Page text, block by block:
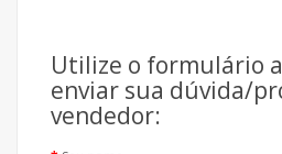
Utilize o formulário
enviar sua dúvida/
vendedor: